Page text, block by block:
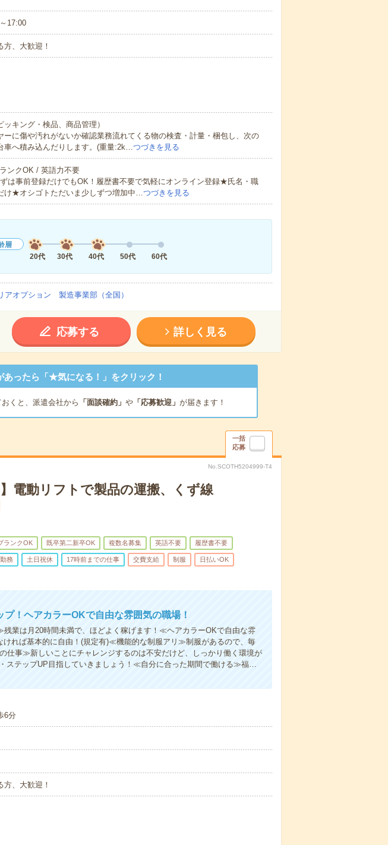
17:00
方、大歓迎！
キング・検品、商品管理）
ーに傷や汚れがないか確認業務流れてくる物の検査・計量・梱包し、次の
車へ積み込んだりします。(重量:2k…つづきを見る
ンクOK / 英語力不要
は事前登録だけでもOK！履歴書不要で気軽にオンライン登録★氏名・職
け★オシゴトただいま少しずつ増加中…つづきを見る
層
20代
30代 40代 50代 60代
アオプション 製造事業部（全国）
応募する 詳しく見る
あったら「★気になる！」をクリック！
おくと、派遣会社から 「面談確約」 や「応募歓迎」 が届きます！
一括
応募
No.SCOTH5204999-T4
】電動リフトで製品の運搬、くず線
ランクOK 既卒第二新卒OK 複数名募集 英語不要 履歴書不要
務 土日祝休 17時前までの仕事 交費支給 制服 日払いOK
！ヘアカラーOKで自由な雰囲気の職場！
業は月20時間未満で、ほどよく稼げます！≪ヘアカラーOKで自由な雰
れば基本的に自由！(規定有)≪機能的な制服アリ≫制服があるので、毎
仕事≫新しいことにチャレンジするのは不安だけど、しっかり働く環境が
ステップUP目指していきましょう！≪自分に合った期間で働ける≫福…
6分
方、大歓迎！